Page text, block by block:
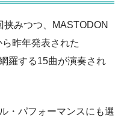
みつつ、MASTODON
ら昨年発表された
羅する15曲が演奏され
・パフォーマンスにも選